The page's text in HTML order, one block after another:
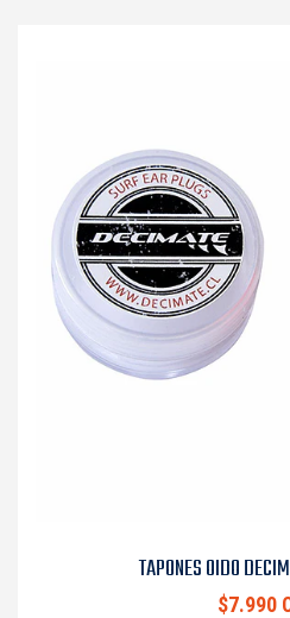
TAPONES OIDO
$7.990